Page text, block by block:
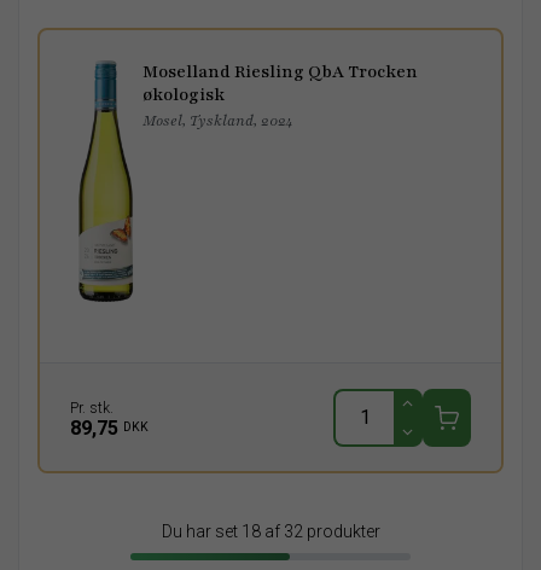
Moselland Riesling QbA Trocken
økologisk
Mosel, Tyskland, 2024
Pr. stk.
89,75 DKK
Du har set 18 af 32 produkter